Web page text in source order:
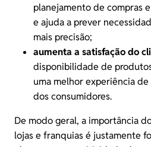
planejamento de compras
e ajuda a prever
mais precisão;
aumenta a satisfação do
disponibilidade de
uma melhor experiência
dos consumidores.
De modo geral, a importância
lojas e franquias é justamente